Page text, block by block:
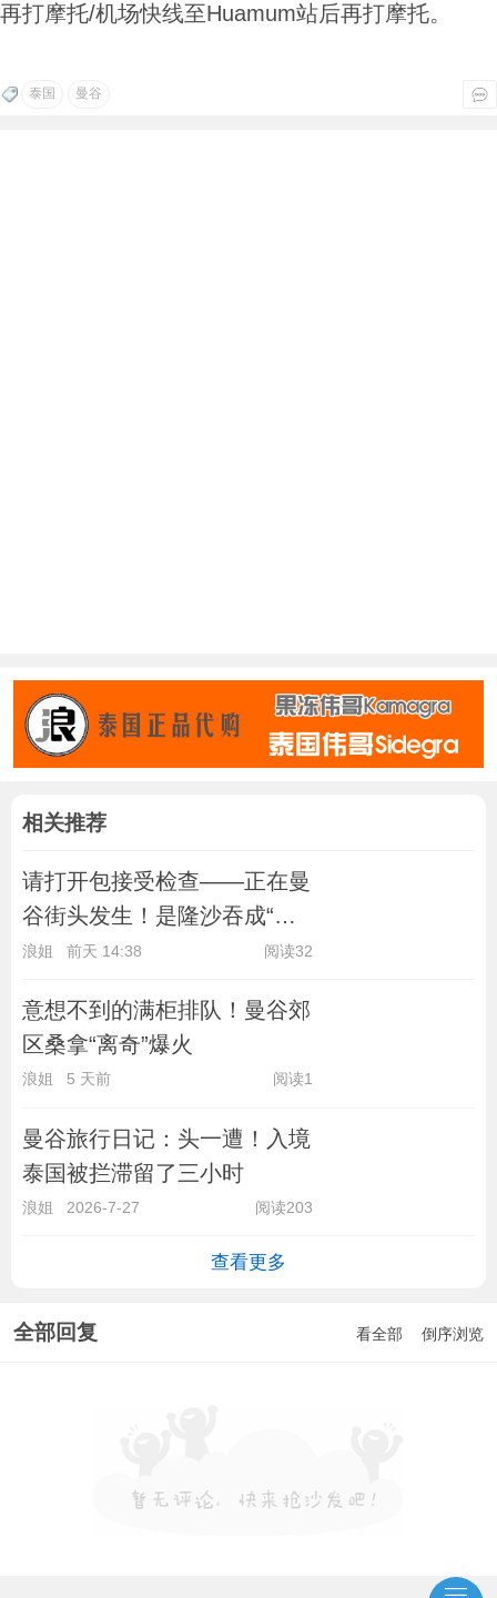
再打摩托/机场快线至Huamum站后再打摩托。
泰国 曼谷
相关推荐
请打开包接受检查——正在曼
谷街头发生！是隆沙吞成“重
点区域”
浪姐 前天 14:38 阅读32
意想不到的满柜排队！曼谷郊
区桑拿“离奇”爆火
浪姐 5 天前 阅读1
曼谷旅行日记：头一遭！入境
泰国被拦滞留了三小时
浪姐 2026-7-27 阅读203
查看更多
全部回复 看全部 倒序浏览